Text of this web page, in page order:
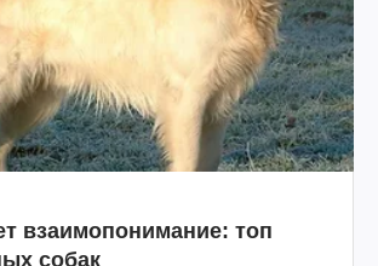
взаимопонимание: топ
собак